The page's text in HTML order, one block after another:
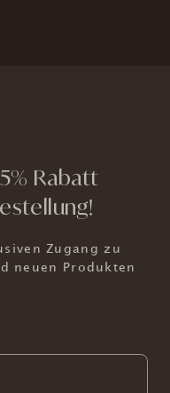
Rabatt
Zugang zu
neuen Produkten